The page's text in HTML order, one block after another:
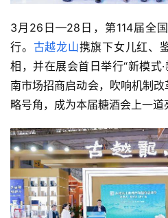
3月26日—28日，第114届全
行。 古越龙山携旗下女儿红、
相，并在展会首日举行“新模式
南市场招商启动会，吹响机制
略号角，成为本届糖酒会上一道